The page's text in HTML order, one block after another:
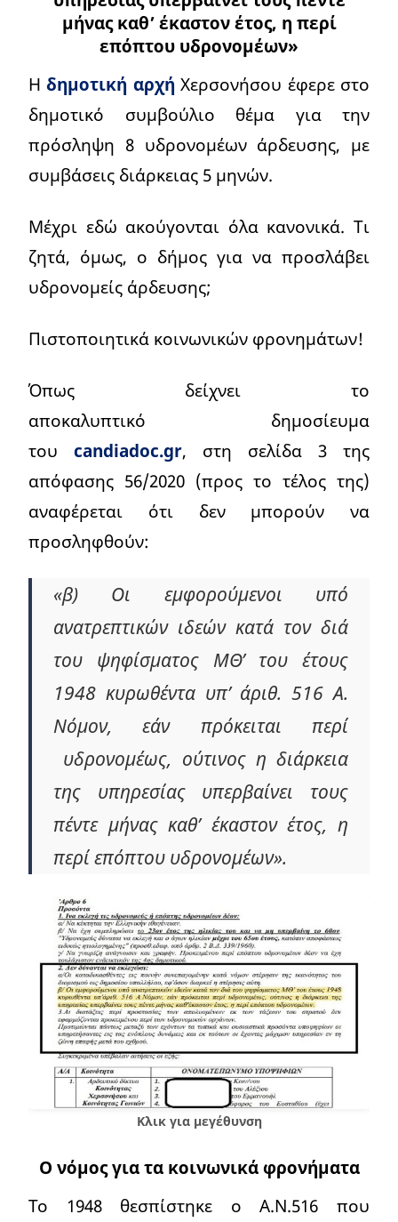
μήνας καθ’ έκαστον έτος, η περί
επόπτου υδρονομέων»
Ηδημοτική αρχή Χερσονήσου έφερε στο
δημοτικό συμβούλιο θέμα για την
πρόσληψη 8 υδρονομέων άρδευσης, με
συμβάσεις διάρκειας 5 μηνών.
Μέχρι εδώ ακούγονται όλα κανονικά. Τι
ζητά, όμως, ο δήμος για να προσλάβει
υδρονομείς άρδευσης;
Πιστοποιητικά κοινωνικών φρονημάτων!
Όπως δείχνει το
αποκαλυπτικό δημοσίευμα
του candiadoc.gr, στη σελίδα 3 της
απόφασης 56/2020 (προς το τέλος της)
αναφέρεται ότι δεν μπορούν να
προσληφθούν:
«β) Οι εμφορούμενοι υπό
ανατρεπτικών ιδεών κατά τον διά
του ψηφίσματος ΜΘ’ του έτους
1948 κυρωθέντα υπ’ άριθ. 516 Α.
Νόμον, εάν πρόκειται περί
υδρονομέως, ούτινος η διάρκεια
της υπηρεσίας υπερβαίνει τους
πέντε μήνας καθ’ έκαστον έτος, η
περί επόπτου υδρονομέων».
Κλικ για μεγέθυνση
Ο νόμος για τα κοινωνικά φρονήματα
Το 1948 θεσπίστηκε ο Α.Ν.516 που